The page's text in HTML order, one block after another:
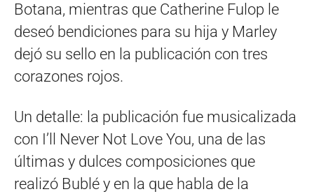
Botana, mientras que Catherine Fulop le
deseó bendiciones para su hija y Marley
dejó su sello en la publicación con tres
corazones rojos.
Un detalle: la publicación fue musicalizada
con I’ll Never Not Love You, una de las
últimas y dulces composiciones que
realizó Bublé y en la que habla de la